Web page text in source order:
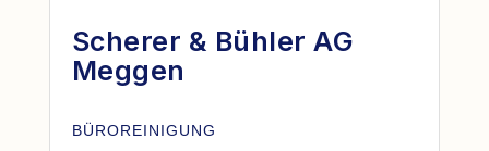
Scherer & Bühler AG
Meggen
BÜROREINIGUNG